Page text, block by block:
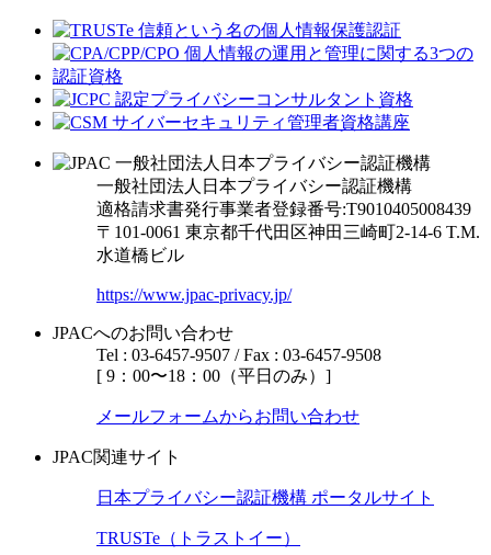
一般社団法人日本プライバシー認証機構
適格請求書発行事業者登録番号:T9010405008439
〒101-0061 東京都千代田区神田三崎町2-14-6 T.M.
水道橋ビル
https://www.jpac-privacy.jp/
JPACへのお問い合わせ
Tel : 03-6457-9507 / Fax : 03-6457-9508
[ 9：00〜18：00（平日のみ）]
メールフォームからお問い合わせ
JPAC関連サイト
日本プライバシー認証機構 ポータルサイト
TRUSTe（トラストイー）